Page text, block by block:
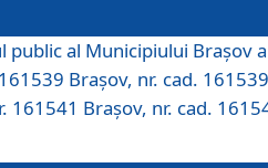
public al Municipiului Braşov a
Brașov, nr. cad.
161541 Brașov, nr. cad.